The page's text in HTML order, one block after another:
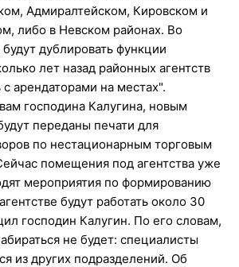
Адмиралтейском, Кировском и
либо в Невском районах. Во
дублировать функции
лет назад районных агентств
арендаторами на местах".
господина Калугина, новым
переданы печати для
по нестационарным торговым
помещения под агентства уже
мероприятия по формированию
будут работать около 30
господин Калугин. По его словам,
не будет: специалисты
из других подразделений. Об